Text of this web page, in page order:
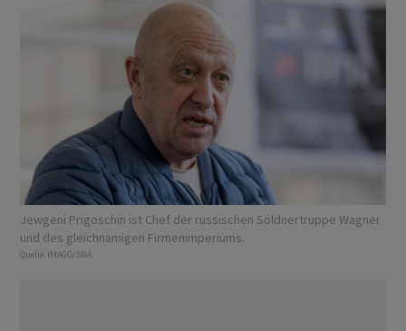
Jewgeni Prigoschin ist Chef der russischen Söldnertruppe Wagner
und des gleichnamigen Firmenimperiums.
Quelle: IMAGO/SNA